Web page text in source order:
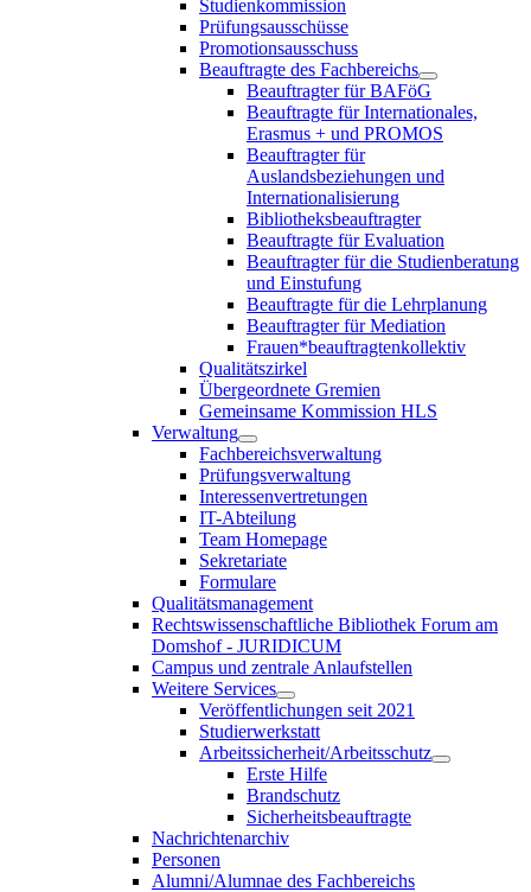
Studienkommission
Prüfungsausschüsse
Promotionsausschuss
Beauftragte des Fachbereichs
Beauftragter für BAFöG
Beauftragte für Internationales,
Erasmus + und PROMOS
Beauftragter für
Auslandsbeziehungen und
Internationalisierung
Bibliotheksbeauftragter
Beauftragte für Evaluation
Beauftragter für die Studienberatung
und Einstufung
Beauftragte für die Lehrplanung
Beauftragter für Mediation
Frauen*beauftragtenkollektiv
Qualitätszirkel
Übergeordnete Gremien
Gemeinsame Kommission HLS
Verwaltung
Fachbereichsverwaltung
Prüfungsverwaltung
Interessenvertretungen
IT-Abteilung
Team Homepage
Sekretariate
Formulare
Qualitätsmanagement
Rechtswissenschaftliche Bibliothek Forum am
Domshof - JURIDICUM
Campus und zentrale Anlaufstellen
Weitere Services
Veröffentlichungen seit 2021
Studierwerkstatt
Arbeitssicherheit/Arbeitsschutz
Erste Hilfe
Brandschutz
Sicherheitsbeauftragte
Nachrichtenarchiv
Personen
Alumni/Alumnae des Fachbereichs